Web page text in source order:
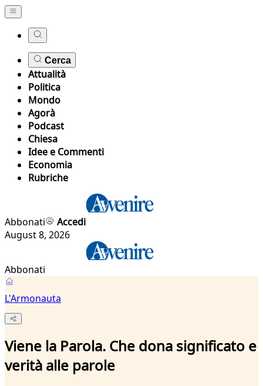
Cerca
Attualità
Politica
Mondo
Agorà
Podcast
Chiesa
Idee e Commenti
Economia
Rubriche
Abbonati
Accedi
August 8, 2026
Abbonati
L'Armonauta
Viene la Parola. Che dona significato e
verità alle parole